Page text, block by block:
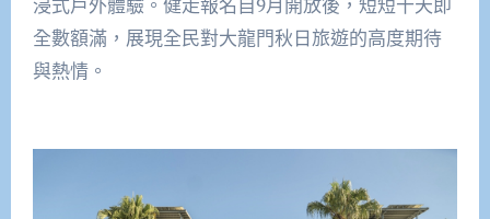
浸式戶外體驗。健走報名自9月開放後，短短十天即
全數額滿，展現全民對大龍門秋日旅遊的高度期待
與熱情。